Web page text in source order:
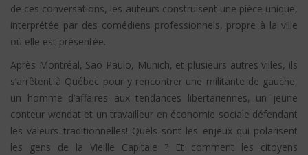
de ces conversations, les auteurs construisent une pièce unique,
interprétée par des comédiens professionnels, propre à la ville
où elle est présentée.
Après Montréal, Sao Paulo, Munich, et plusieurs autres villes, ils
s’arrêtent à Québec pour y rencontrer une militante de gauche,
un homme d’affaires aux tendances libertariennes, un jeune
conteur wendat et un travailleur en économie sociale défendant
les valeurs traditionnelles! Quels sont les enjeux qui polarisent
les gens de la Vieille Capitale ? Et comment les citoyens